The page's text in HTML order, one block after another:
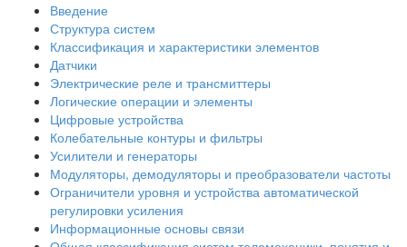
Введение
Структура систем
Классификация и характеристики элементов
Датчики
Электрические реле и трансмиттеры
Логические операции и элементы
Цифровые устройства
Колебательные контуры и фильтры
Усилители и генераторы
Модуляторы, демодуляторы и преобразователи частоты
Ограничители уровня и устройства автоматической
регулировки усиления
Информационные основы связи